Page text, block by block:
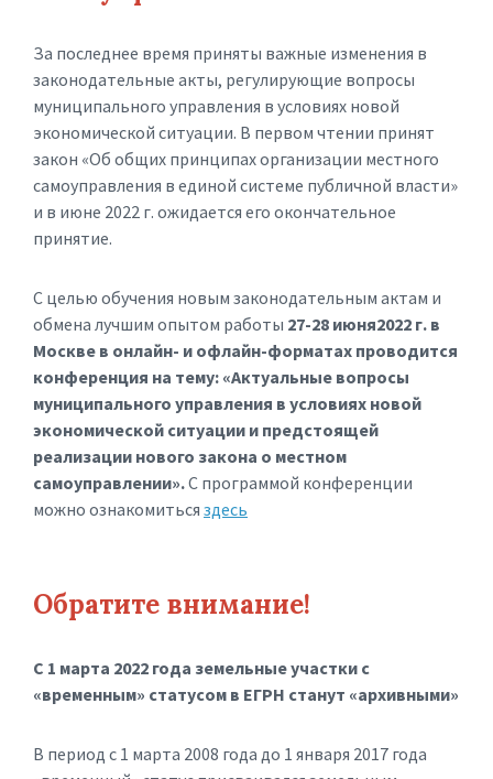
За последнее время приняты важные изменения в
законодательные акты, регулирующие вопросы
муниципального управления в условиях новой
экономической ситуации. В первом чтении принят
закон «Об общих принципах организации местного
самоуправления в единой системе публичной власти»
и в июне 2022 г. ожидается его окончательное
принятие.
С целью обучения новым законодательным актам и
обмена лучшим опытом работы 27-28 июня2022 г. в
Москве в онлайн- и офлайн-форматах проводится
конференция на тему: «Актуальные вопросы
муниципального управления в условиях новой
экономической ситуации и предстоящей
реализации нового закона о местном
самоуправлении».С программой конференции
можно ознакомиться здесь
Обратите внимание!
С 1 марта 2022 года земельные участки с
«временным» статусом в ЕГРН станут «архивными»
В период с 1 марта 2008 года до 1 января 2017 года